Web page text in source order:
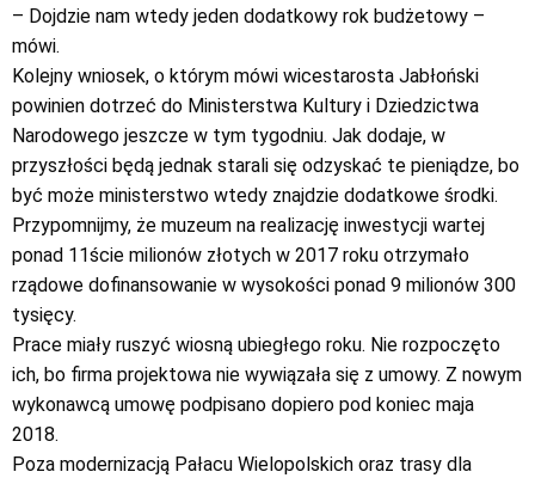
– Dojdzie nam wtedy jeden dodatkowy rok budżetowy –
mówi.
Kolejny wniosek, o którym mówi wicestarosta Jabłoński
powinien dotrzeć do Ministerstwa Kultury i Dziedzictwa
Narodowego jeszcze w tym tygodniu. Jak dodaje, w
przyszłości będą jednak starali się odzyskać te pieniądze, bo
być może ministerstwo wtedy znajdzie dodatkowe środki.
Przypomnijmy, że muzeum na realizację inwestycji wartej
ponad 11ście milionów złotych w 2017 roku otrzymało
rządowe dofinansowanie w wysokości ponad 9 milionów 300
tysięcy.
Prace miały ruszyć wiosną ubiegłego roku. Nie rozpoczęto
ich, bo firma projektowa nie wywiązała się z umowy. Z nowym
wykonawcą umowę podpisano dopiero pod koniec maja
2018.
Poza modernizacją Pałacu Wielopolskich oraz trasy dla